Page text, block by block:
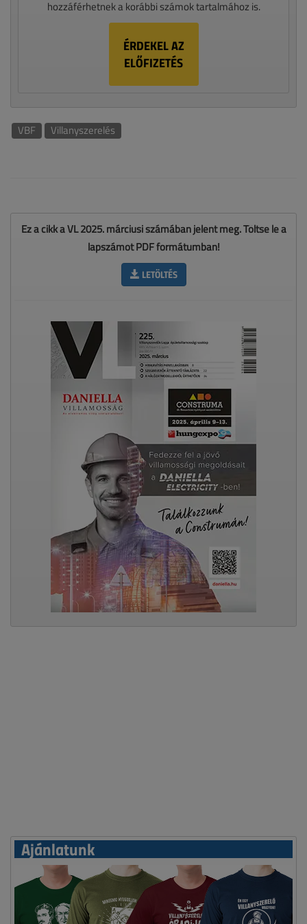
hozzáférhetnek a korábbi számok tartalmához is.
ÉRDEKEL AZ
ELŐFIZETÉS
VBF Villanyszerelés
Ez a cikk a VL 2025. márciusi számában jelent meg. Töltse le a
lapszámot PDF formátumban!
LETÖLTÉS
Ajánlatunk